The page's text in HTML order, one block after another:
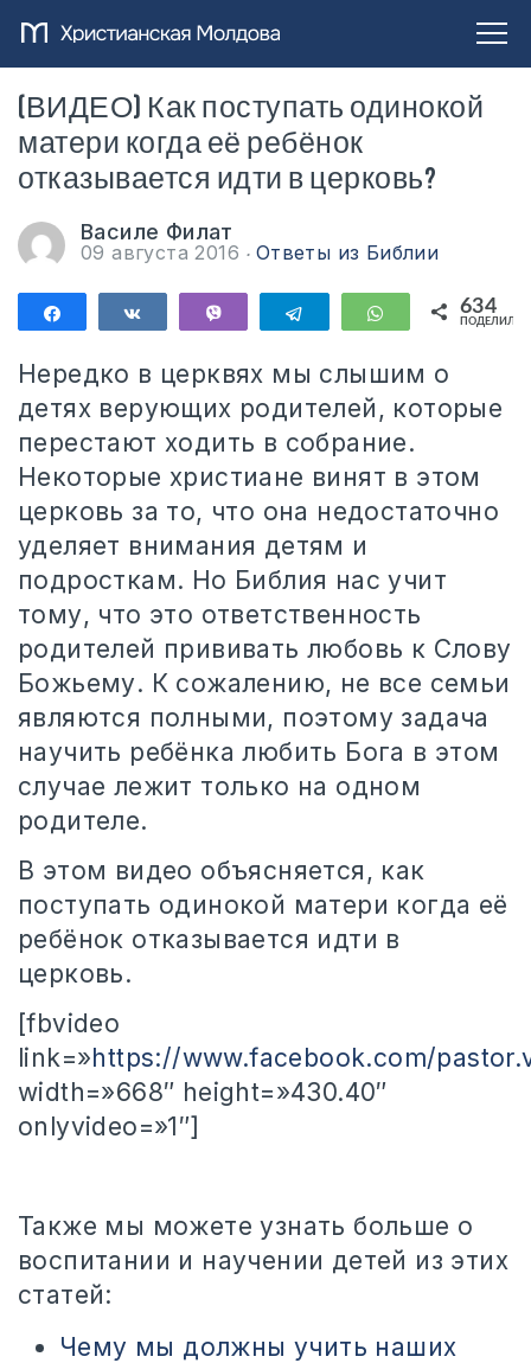
(ВИДЕО) Как поступать одинокой
матери когда её ребёнок
отказывается идти в церковь?
Василе Филат
09 августа 2016 Ответы из Библии
ПоделитьсяПоделиться Telegram WhatsApp
634
Нередко в церквях мы слышим о
детях верующих родителей, которые
перестают ходить в собрание.
Некоторые христиане винят в этом
церковь за то, что она недостаточно
уделяет внимания детям и
подросткам. Но Библия нас учит
тому, что это ответственность
родителей прививать любовь к Слову
Божьему. К сожалению, не все семьи
являются полными, поэтому задача
научить ребёнка любить Бога в этом
случае лежит только на одном
родителе.
В этом видео объясняется, как
поступать одинокой матери когда её
ребёнок отказывается идти в
церковь.
[fbvideo
link=»https://www.facebook.com/
width=»668″ height=»430.40″
onlyvideo=»1″]
Также мы можете узнать больше о
воспитании и научении детей из этих
статей:
Чему мы должны учить наших